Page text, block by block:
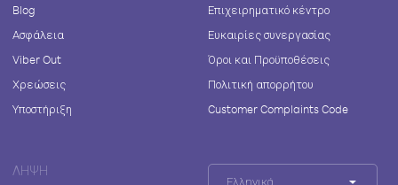
Blog
Ασφάλεια
Viber Out
Χρεώσεις
Υποστήριξη
Επιχειρηματικό κέντρο
Ευκαιρίες συνεργασίας
Όροι και Προϋποθέσεις
Πολιτική απορρήτου
Customer Complaints Code
ΛΉΨΗ
Ελληνικά